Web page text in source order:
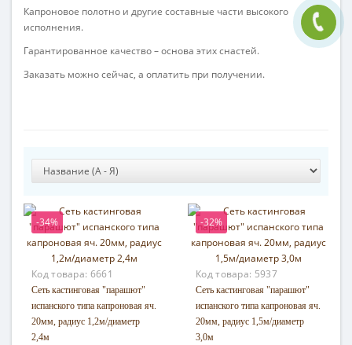
Капроновое полотно и другие составные части высокого
исполнения.
Гарантированное качество – основа этих снастей.
Заказать можно сейчас, а оплатить при получении.
-34%
Код товара: 6661
Сеть кастинговая "парашют"
испанского типа капроновая яч.
20мм, радиус 1,2м/диаметр
2,4м
-32%
Код товара: 5937
Сеть кастинговая "парашют"
испанского типа капроновая яч.
20мм, радиус 1,5м/диаметр
3,0м